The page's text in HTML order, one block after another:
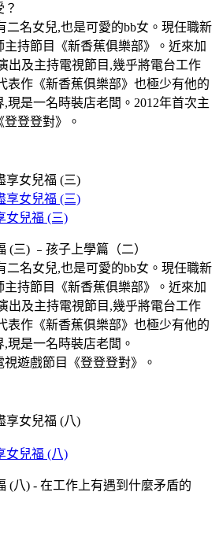
二名女兒,也是可愛的bb女。現任職新
持節目《新香蕉俱樂部》。近來加
出及主持電視節目,幾乎將電台工作
表作《新香蕉俱樂部》也極少有他的
現是一名時裝店老闆。2012年首次主
登登對》。
女兒福 (三)
(三) ﹣孩子上學篇（二）
二名女兒,也是可愛的bb女。現任職新
持節目《新香蕉俱樂部》。近來加
出及主持電視節目,幾乎將電台工作
表作《新香蕉俱樂部》也極少有他的
現是一名時裝店老闆。
視遊戲節目《登登登對》。
女兒福 (八)
(八) - 在工作上有遇到什麼矛盾的